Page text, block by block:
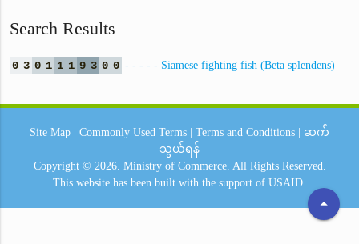
Search Results
0 3 0 1 1 1 9 3 0 0 - - - - - Siamese fighting fish (Beta splendens)
arrow_drop_up
Site Map Commonly Used Terms Terms and Conditions
ဆက်
သွယ်ရန်
Copyright © 2026. Ministry of Commerce. All Rights Reserved.
This website has been built with the support of USAID.